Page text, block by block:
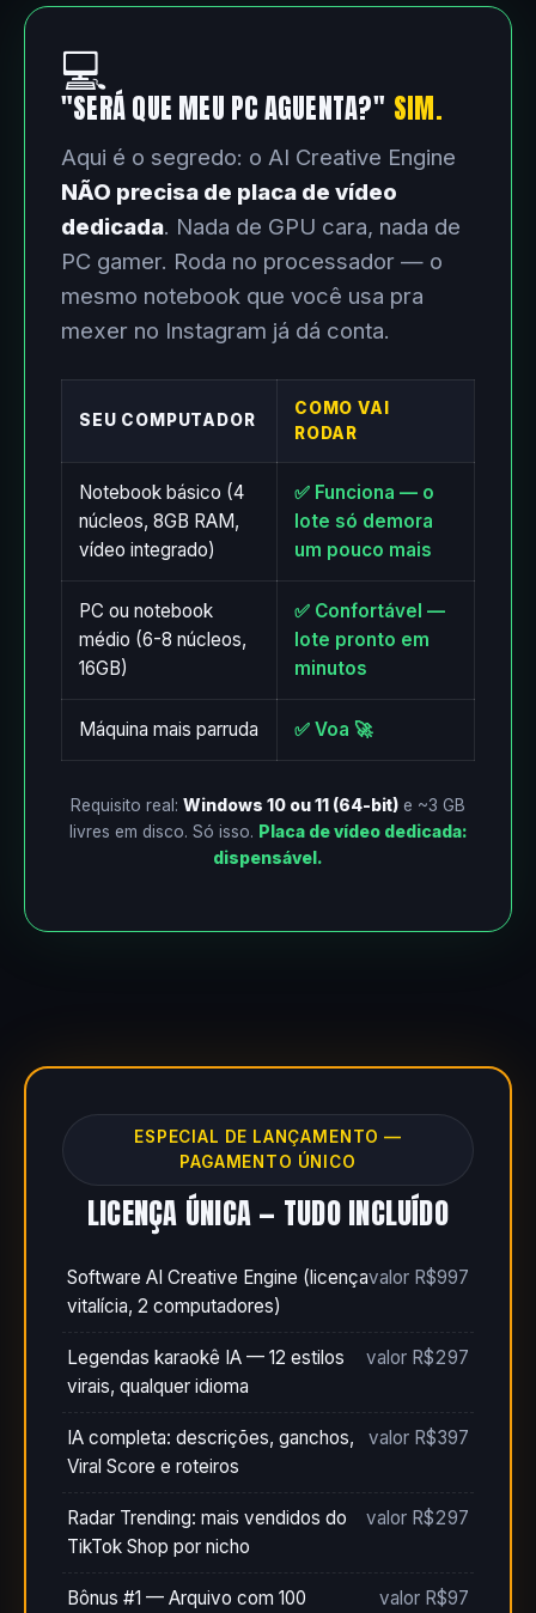
💻
"SERÁ QUE MEU PC AGUENTA?" SIM.
Aqui é o segredo: o AI Creative Engine
NÃO precisa de placa de vídeo
dedicada. Nada de GPU cara, nada de
PC gamer. Roda no processador — o
mesmo notebook que você usa pra
mexer no Instagram já dá conta.
SEU COMPUTADOR
COMO VAI
RODAR
Notebook básico (4
núcleos, 8GB RAM,
vídeo integrado)
✅ Funciona — o
lote só demora
um pouco mais
PC ou notebook
médio (6-8 núcleos,
16GB)
✅ Confortável —
lote pronto em
minutos
Máquina mais parruda ✅ Voa 🚀
Requisito real: Windows 10 ou 11 (64-bit) e ~3 GB
livres em disco. Só isso. Placa de vídeo dedicada:
dispensável.
ESPECIAL DE LANÇAMENTO —
PAGAMENTO ÚNICO
LICENÇA ÚNICA — TUDO INCLUÍDO
Software AI Creative Engine (licença
vitalícia, 2 computadores)
valor R$997
Legendas karaokê IA — 12 estilos
virais, qualquer idioma
valor R$297
IA completa: descrições, ganchos,
Viral Score e roteiros
valor R$397
Radar Trending: mais vendidos do
TikTok Shop por nicho
valor R$297
Bônus #1 — Arquivo com 100 valor R$97